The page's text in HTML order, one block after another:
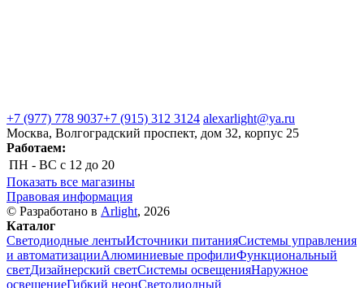
+7 (977) 778 9037+7 (915) 312 3124 alexarlight@ya.ru
Москва, Волгоградский проспект, дом 32, корпус 25
Работаем:
ПН - ВС с 12 до 20
Показать все магазины
Правовая информация
© Разработано в Arlight, 2026
Каталог
Светодиодные лентыИсточники питанияСистемы управления
и автоматизацииАлюминиевые профилиФункциональный
светДизайнерский светСистемы освещенияНаружное
освещениеГибкий неонСветодиодный